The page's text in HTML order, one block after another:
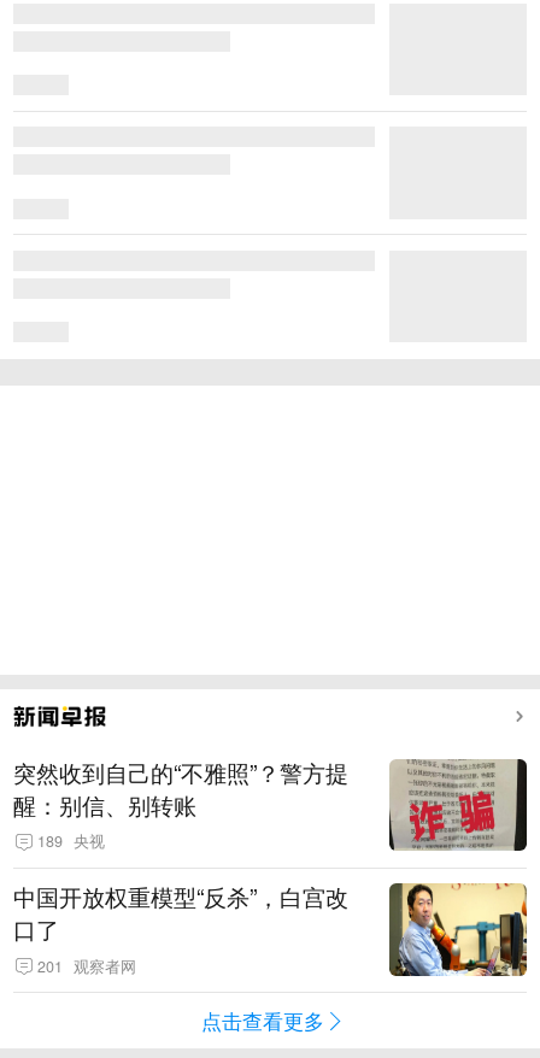
突然收到自己的“不雅照”？警方提
醒：别信、别转账
189 央视
中国开放权重模型“反杀”，白宫改
口了
201 观察者网
点击查看更多